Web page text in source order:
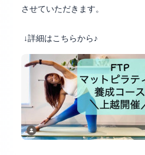
させていただきます。
↓詳細はこちらから♪